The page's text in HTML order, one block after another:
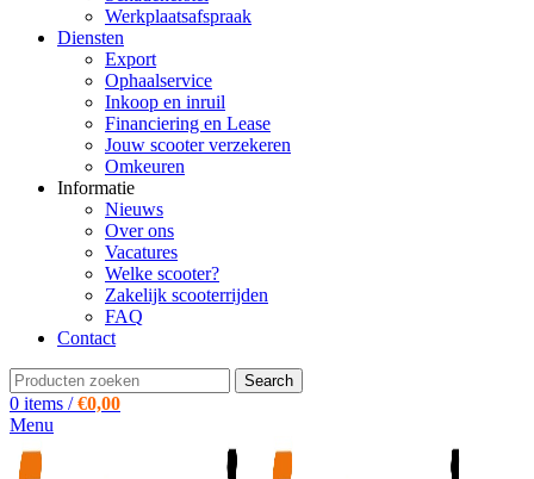
Werkplaatsafspraak
Diensten
Export
Ophaalservice
Inkoop en inruil
Financiering en Lease
Jouw scooter verzekeren
Omkeuren
Informatie
Nieuws
Over ons
Vacatures
Welke scooter?
Zakelijk scooterrijden
FAQ
Contact
Search
0 items / €0,00
Menu